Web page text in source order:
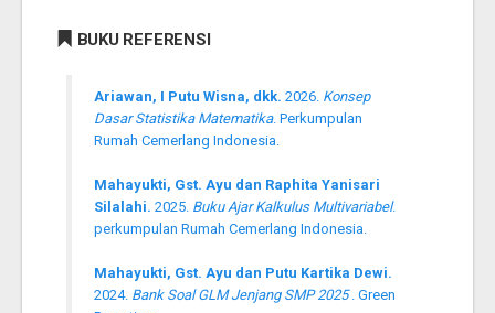
BUKU REFERENSI
Ariawan, I Putu Wisna, dkk. 2026. Konsep
Dasar Statistika Matematika. Perkumpulan
Rumah Cemerlang Indonesia.
Mahayukti, Gst. Ayu dan Raphita Yanisari
Silalahi. 2025. Buku Ajar Kalkulus Multivariabel.
perkumpulan Rumah Cemerlang Indonesia.
Mahayukti, Gst. Ayu dan Putu Kartika Dewi.
2024. Bank Soal GLM Jenjang SMP 2025. Green